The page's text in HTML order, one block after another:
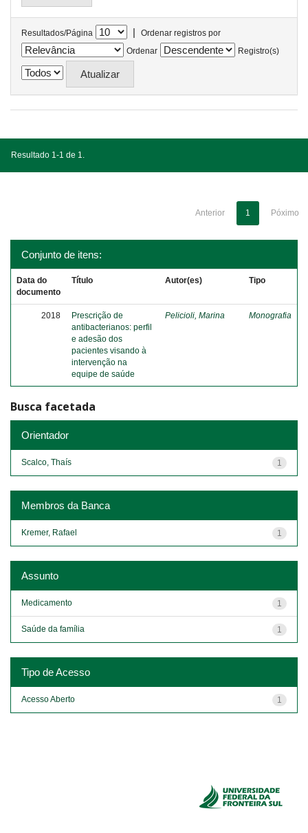
Resultados/Página |
Ordenar registros por
Ordenar
Registro(s)
Resultado 1-1 de 1.
Anterior 1 Póximo
Conjunto de itens:
Data do
documento
Título Autor(es) Tipo
2018
Prescrição de
antibacterianos: perfil
e adesão dos
pacientes visando à
intervenção na
equipe de saúde
Pelicioli, Marina Monografia
Busca facetada
Orientador
1
Scalco, Thaís
Membros da Banca
1
Kremer, Rafael
Assunto
1
Medicamento
1
Saúde da família
Tipo de Acesso
1
Acesso Aberto